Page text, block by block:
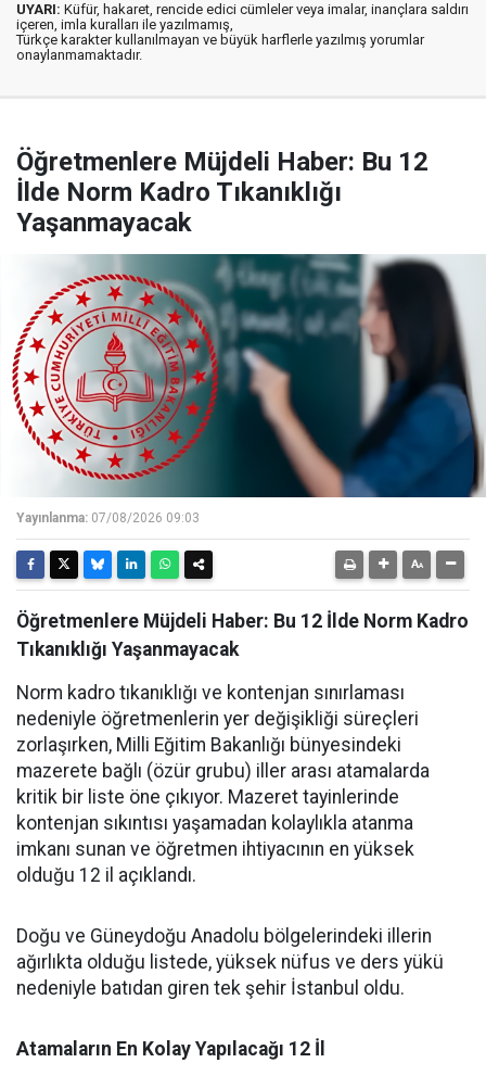
UYARI: Küfür, hakaret, rencide edici cümleler veya imalar, inançlara saldırı
içeren, imla kuralları ile yazılmamış,
Türkçe karakter kullanılmayan ve büyük harflerle yazılmış yorumlar
onaylanmamaktadır.
Öğretmenlere Müjdeli Haber: Bu 12
İlde Norm Kadro Tıkanıklığı
Yaşanmayacak
Yayınlanma: 07/08/2026 09:03
Öğretmenlere Müjdeli Haber: Bu 12 İlde Norm Kadro
Tıkanıklığı Yaşanmayacak
Norm kadro tıkanıklığı ve kontenjan sınırlaması
nedeniyle öğretmenlerin yer değişikliği süreçleri
zorlaşırken, Milli Eğitim Bakanlığı bünyesindeki
mazerete bağlı (özür grubu) iller arası atamalarda
kritik bir liste öne çıkıyor. Mazeret tayinlerinde
kontenjan sıkıntısı yaşamadan kolaylıkla atanma
imkanı sunan ve öğretmen ihtiyacının en yüksek
olduğu 12 il açıklandı.
Doğu ve Güneydoğu Anadolu bölgelerindeki illerin
ağırlıkta olduğu listede, yüksek nüfus ve ders yükü
nedeniyle batıdan giren tek şehir İstanbul oldu.
Atamaların En Kolay Yapılacağı 12 İl